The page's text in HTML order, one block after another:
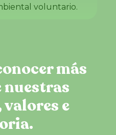
voluntario.
más
nuestras
valores e